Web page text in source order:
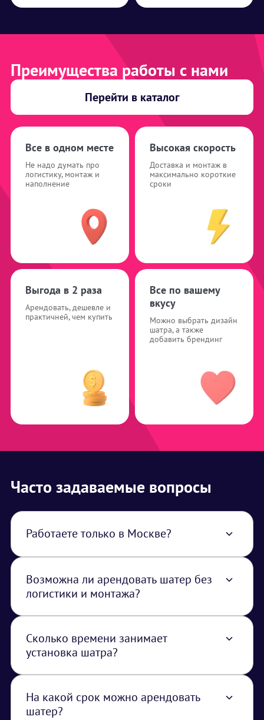
Преимущества работы с нами
Перейти в каталог
Все в одном месте
Не надо думать про
логистику, монтаж и
наполнение
Высокая скорость
Доставка и монтаж в
максимально короткие
сроки
Выгода в 2 раза
Арендовать, дешевле и
практичней, чем купить
Все по вашему
вкусу
Можно выбрать дизайн
шатра, а также
добавить брендинг
Часто задаваемые вопросы
Работаете только в Москве?
стоимость услуги закладывается логистика
из Москвы.
Возможна ли арендовать шатер без
логистики и монтажа?
устанавливаются только нашими
специалистами.
Сколько времени занимает
установка шатра?
шатра, но обычно занимает несколько
часов.
На какой срок можно арендовать
шатер?